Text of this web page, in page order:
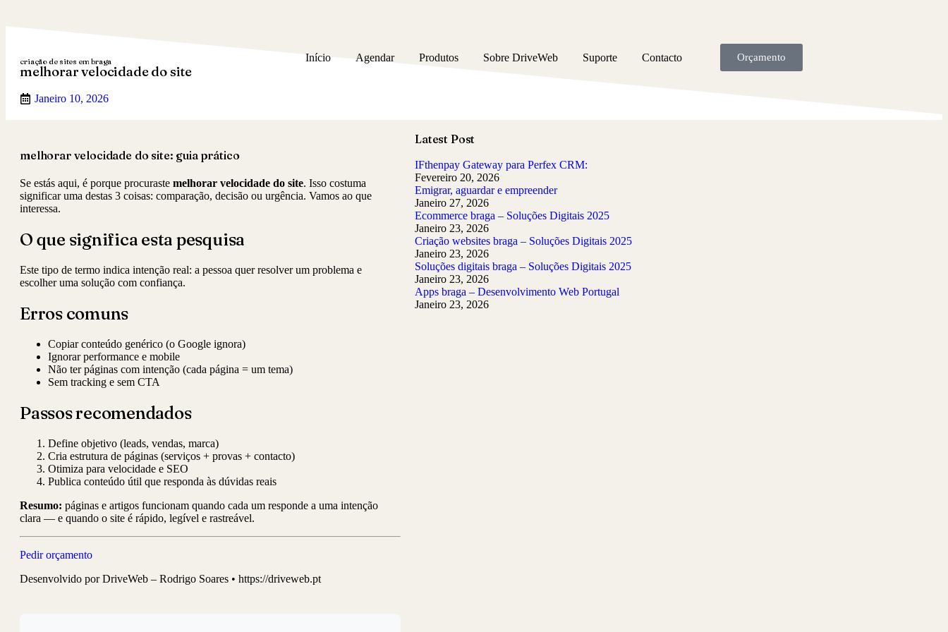
Início Agendar Produtos Sobre DriveWeb Suporte Contacto Orçamento
criação de sites em braga
melhorar velocidade do site
Janeiro 10, 2026
melhorar velocidade do site: guia prático
Se estás aqui, é porque procuraste melhorar velocidade do site. Isso costuma
significar uma destas 3 coisas: comparação, decisão ou urgência. Vamos ao que
interessa.
O que significa esta pesquisa
Este tipo de termo indica intenção real: a pessoa quer resolver um problema e
escolher uma solução com confiança.
Erros comuns
Copiar conteúdo genérico (o Google ignora)
Ignorar performance e mobile
Não ter páginas com intenção (cada página = um tema)
Sem tracking e sem CTA
Passos recomendados
Define objetivo (leads, vendas, marca)
Cria estrutura de páginas (serviços + provas + contacto)
Otimiza para velocidade e SEO
Publica conteúdo útil que responda às dúvidas reais
Resumo: páginas e artigos funcionam quando cada um responde a uma intenção
clara — e quando o site é rápido, legível e rastreável.
Pedir orçamento
Desenvolvido por DriveWeb – Rodrigo Soares • https://driveweb.pt
Latest Post
IFthenpay Gateway para Perfex CRM:
Fevereiro 20, 2026
Emigrar, aguardar e empreender
Janeiro 27, 2026
Ecommerce braga – Soluções Digitais 2025
Janeiro 23, 2026
Criação websites braga – Soluções Digitais 2025
Janeiro 23, 2026
Soluções digitais braga – Soluções Digitais 2025
Janeiro 23, 2026
Apps braga – Desenvolvimento Web Portugal
Janeiro 23, 2026